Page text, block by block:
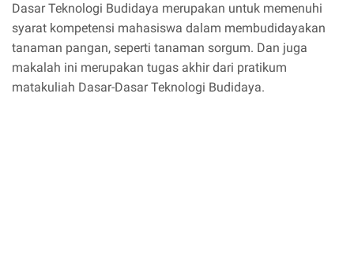
Dasar Teknologi Budidaya merupakan untuk memenuhi
syarat kompetensi mahasiswa dalam membudidayakan
tanaman pangan, seperti tanaman sorgum. Dan juga
makalah ini merupakan tugas akhir dari pratikum
matakuliah Dasar-Dasar Teknologi Budidaya.